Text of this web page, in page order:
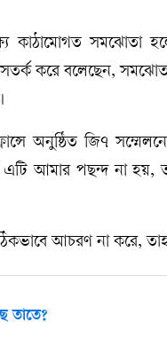
কাঠামোগত সমঝোতা
সতর্ক করে বলেছেন,
অনুষ্ঠিত জি৭
এটি আমার পছন্দ না
ঠিকভাবে আচরণ না করে,
তাতে?